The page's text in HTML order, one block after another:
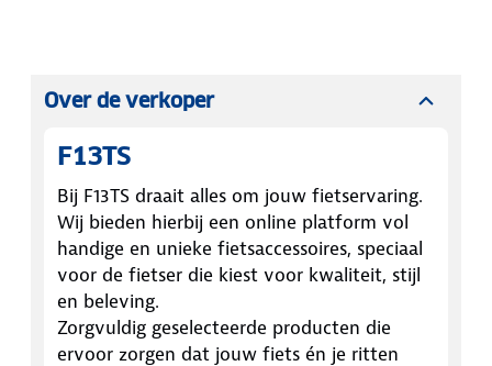
Over de verkoper
F13TS
Bij F13TS draait alles om jouw fietservaring.
Wij bieden hierbij een online platform vol
handige en unieke fietsaccessoires, speciaal
voor de fietser die kiest voor kwaliteit, stijl
en beleving.
Zorgvuldig geselecteerde producten die
ervoor zorgen dat jouw fiets én je ritten